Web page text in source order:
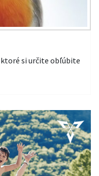
ktoré si určite obľúbite